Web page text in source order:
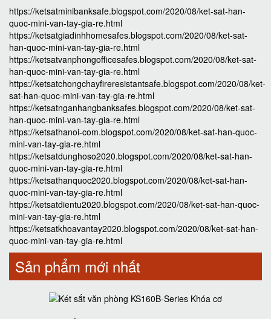
https://ketsatminibanksafe.blogspot.com/2020/08/ket-sat-han-
quoc-mini-van-tay-gia-re.html
https://ketsatgiadinhhomesafes.blogspot.com/2020/08/ket-sat-
han-quoc-mini-van-tay-gia-re.html
https://ketsatvanphongofficesafes.blogspot.com/2020/08/ket-sat-
han-quoc-mini-van-tay-gia-re.html
https://ketsatchongchayfireresistantsafe.blogspot.com/2020/08/ket-
sat-han-quoc-mini-van-tay-gia-re.html
https://ketsatnganhangbanksafes.blogspot.com/2020/08/ket-sat-
han-quoc-mini-van-tay-gia-re.html
https://ketsathanoi-com.blogspot.com/2020/08/ket-sat-han-quoc-
mini-van-tay-gia-re.html
https://ketsatdunghoso2020.blogspot.com/2020/08/ket-sat-han-
quoc-mini-van-tay-gia-re.html
https://ketsathanquoc2020.blogspot.com/2020/08/ket-sat-han-
quoc-mini-van-tay-gia-re.html
https://ketsatdientu2020.blogspot.com/2020/08/ket-sat-han-quoc-
mini-van-tay-gia-re.html
https://ketsatkhoavantay2020.blogspot.com/2020/08/ket-sat-han-
quoc-mini-van-tay-gia-re.html
Sản phẩm mới nhất